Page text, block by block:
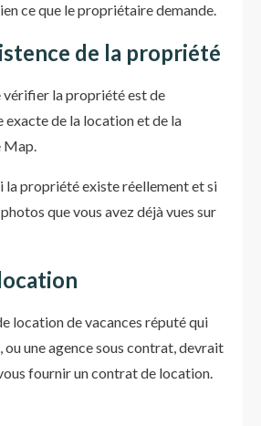
ce que le propriétaire demande.
de la propriété
vérifier la propriété est de
exacte de la location et de la
Map.
la propriété existe réellement et si
que vous avez déjà vues sur
location de vacances réputé qui
une agence sous contrat, devrait
fournir un contrat de location.